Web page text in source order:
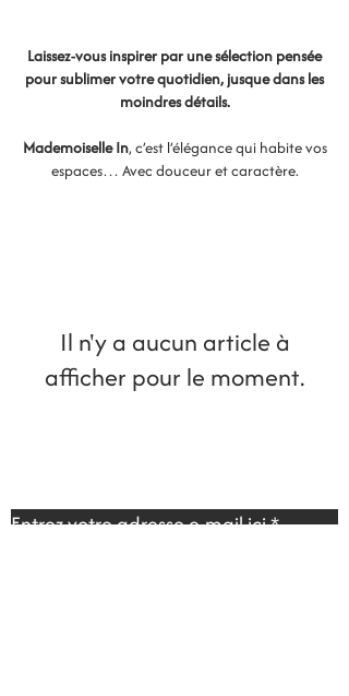
Laissez-vous inspirer par une sélection pensée
pour sublimer votre quotidien, jusque dans les
moindres détails.
Mademoiselle In, c’est l’élégance qui habite vos
espaces… Avec douceur et caractère.
Il n'y a aucun article à
afficher pour le moment.
Entrez votre adresse e-mail ici*